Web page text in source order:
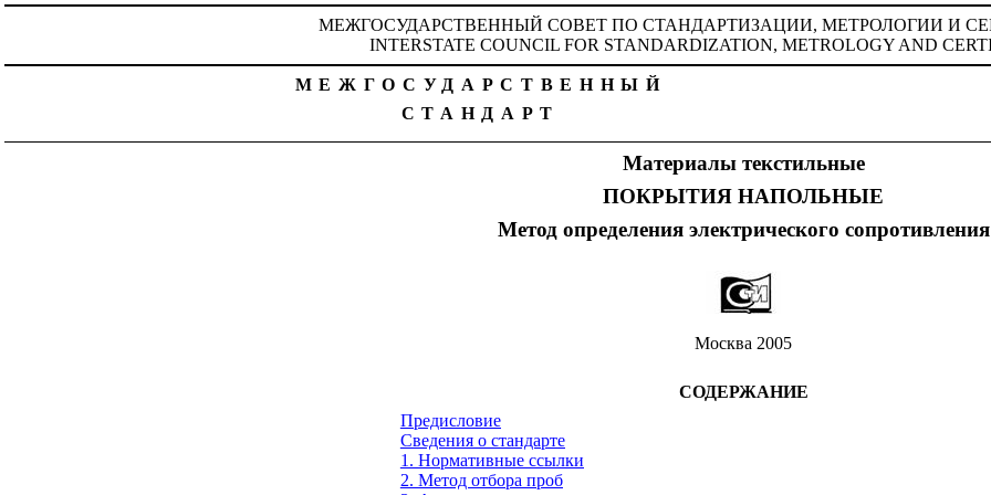
МЕЖГОСУДАРСТВЕННЫЙ СОВЕТ ПО СТАНДАРТИЗАЦИИ, МЕТРОЛОГИИ И
INTERSTATE COUNCIL FOR STANDARDIZATION, METROLOGY AND
МЕЖГОСУДАРСТВЕННЫЙ
СТАНДАРТ
Материалы текстильные
ПОКРЫТИЯ НАПОЛЬНЫЕ
Метод определения электрического сопротивления
Москва 2005
СОДЕРЖАНИЕ
Предисловие
Сведения о стандарте
1. Нормативные ссылки
2. Метод отбора проб